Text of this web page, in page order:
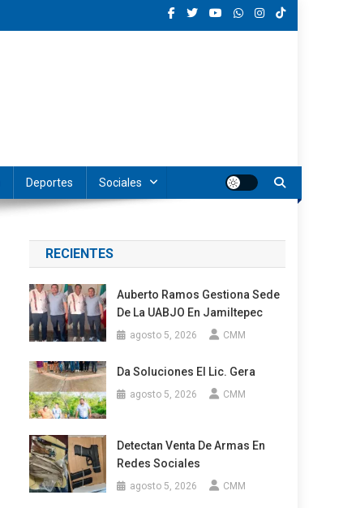
Deportes Sociales
RECIENTES
Auberto Ramos Gestiona Sede
De La UABJO En Jamiltepec
agosto 5, 2026 CMM
Da Soluciones El Lic. Gera
agosto 5, 2026 CMM
Detectan Venta De Armas En
Redes Sociales
agosto 5, 2026 CMM